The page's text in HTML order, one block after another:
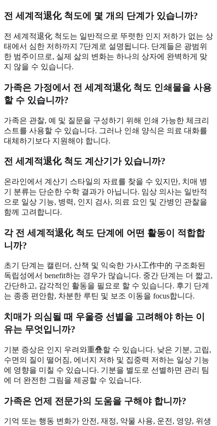
전 세계적退化 척도에 몇 개의 단계가 있습니까?
전 세계적退化 척도는 일반적으로 뚜렷한 인지 저하가 없는 상
태에서 심한 저하까지 7단계로 설명됩니다. 단계들은 광범위
한 범주이므로, 실제 삶의 변화는 하나의 상자에 완벽하게 맞
지 않을 수 있습니다.
가족은 가정에서 전 세계적退化 척도 인쇄물을 사용
할 수 있습니까?
가족은 관찰, 예 및 질문을 구성하기 위해 인쇄 가능한 체크리
스트를 사용할 수 있습니다. 그러나 인쇄 양식은 의료 대화를
대체하기보다 지원해야 합니다.
전 세계적退化 척도 계산기가 있습니까?
온라인에서 계산기 스타일의 자료를 찾을 수 있지만, 치매 병
기 분류는 단순한 수학 결과가 아닙니다. 임상 의사는 일반적
으로 일상 기능, 병력, 인지 검사, 의료 요인 및 간병인 관찰을
함께 고려합니다.
각 전 세계적退化 척도 단계에 어떤 활동이 적합합
니까?
초기 단계는 캘린더, 산책 및 익숙한 가사工作中的 구조화된
독립성에서 benefit하는 경우가 많습니다. 중간 단계는 더 짧고,
간단하고, 감각적인 활동을 필요로 할 수 있습니다. 후기 단계
는 종종 편안함, 차분한 루틴 및 보조 이동을 focus합니다.
치매가 의심될 때 우울증 선별을 고려해야 하는 이
유는 무엇입니까?
기분 증상은 인지 우려와重叠할 수 있습니다. 낮은 기분, 고립,
수면의 질이 떨어짐, 에너지 저하 및 집중력 저하는 일상 기능
에 영향을 미칠 수 있습니다. 기분을 별도로 선별하면 관리 팀
에 더 완전한 그림을 제공할 수 있습니다.
가족은 언제 전문가의 도움을 구해야 합니까?
기억 또는 행동 변화가 안전, 재정, 약물 사용, 운전, 영양, 위생